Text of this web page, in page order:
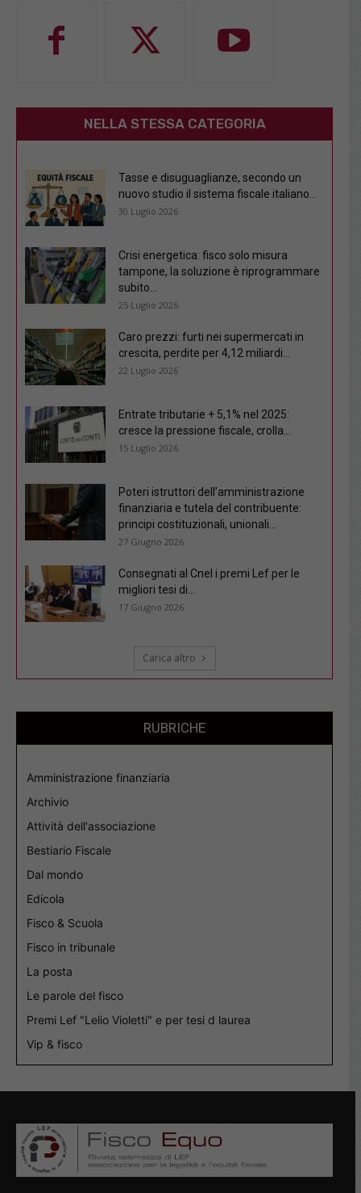
NELLA STESSA CATEGORIA
Tasse e disuguaglianze, secondo un
nuovo studio il sistema fiscale italiano...
30 Luglio 2026
Crisi energetica: fisco solo misura
tampone, la soluzione è riprogrammare
subito...
25 Luglio 2026
Caro prezzi: furti nei supermercati in
crescita, perdite per 4,12 miliardi...
22 Luglio 2026
Entrate tributarie + 5,1% nel 2025:
cresce la pressione fiscale, crolla...
15 Luglio 2026
Poteri istruttori dell’amministrazione
finanziaria e tutela del contribuente:
principi costituzionali, unionali...
27 Giugno 2026
Consegnati al Cnel i premi Lef per le
migliori tesi di...
17 Giugno 2026
Carica altro
RUBRICHE
Amministrazione finanziaria
Archivio
Attività dell'associazione
Bestiario Fiscale
Dal mondo
Edicola
Fisco & Scuola
Fisco in tribunale
La posta
Le parole del fisco
Premi Lef "Lelio Violetti" e per tesi d laurea
Vip & fisco